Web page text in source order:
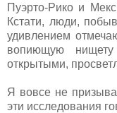
Пуэрто-Рико и
Кстати, люди,
удивлением
вопиющую
открытыми,
Я вовсе не
эти исследования